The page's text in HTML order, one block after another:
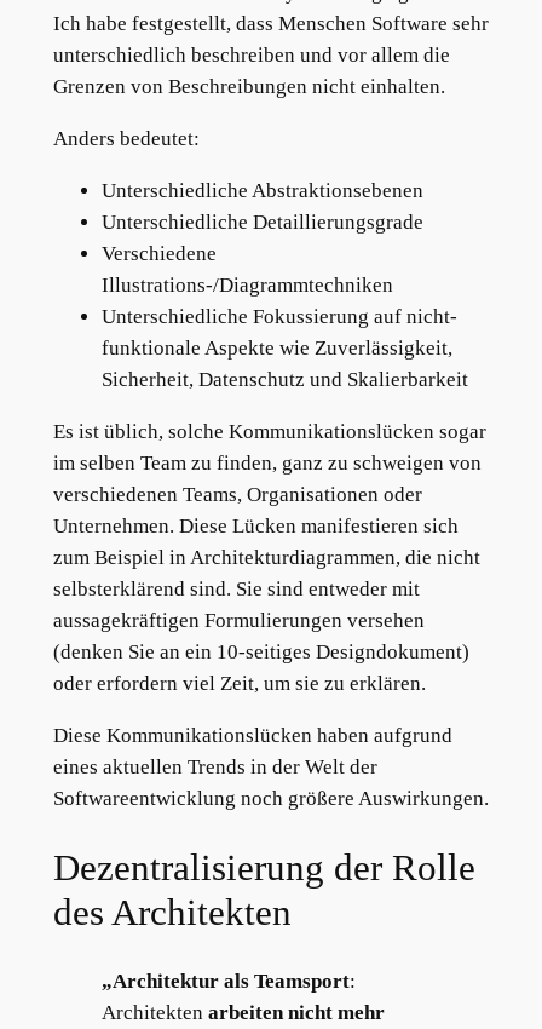
Ich habe festgestellt, dass Menschen Software sehr
unterschiedlich beschreiben und vor allem die
Grenzen von Beschreibungen nicht einhalten.
Anders bedeutet:
Unterschiedliche Abstraktionsebenen
Unterschiedliche Detaillierungsgrade
Verschiedene
Illustrations-/Diagrammtechniken
Unterschiedliche Fokussierung auf nicht-
funktionale Aspekte wie Zuverlässigkeit,
Sicherheit, Datenschutz und Skalierbarkeit
Es ist üblich, solche Kommunikationslücken sogar
im selben Team zu finden, ganz zu schweigen von
verschiedenen Teams, Organisationen oder
Unternehmen. Diese Lücken manifestieren sich
zum Beispiel in Architekturdiagrammen, die nicht
selbsterklärend sind. Sie sind entweder mit
aussagekräftigen Formulierungen versehen
(denken Sie an ein 10-seitiges Designdokument)
oder erfordern viel Zeit, um sie zu erklären.
Diese Kommunikationslücken haben aufgrund
eines aktuellen Trends in der Welt der
Softwareentwicklung noch größere Auswirkungen.
Dezentralisierung der Rolle
des Architekten
„Architektur als Teamsport:
Architekten arbeiten nicht mehr